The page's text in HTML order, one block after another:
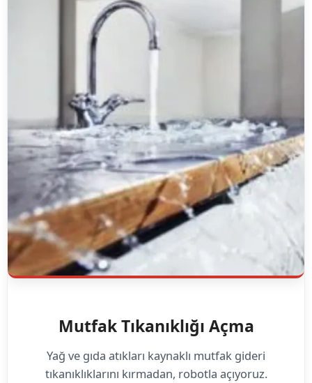
Mutfak Tıkanıklığı Açma
Yağ ve gıda atıkları kaynaklı mutfak gideri
tıkanıklıklarını kırmadan, robotla açıyoruz.